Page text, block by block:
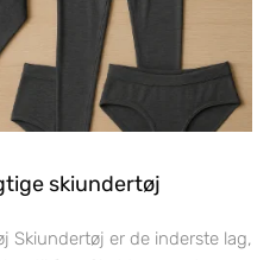
skiundertøj
Skiundertøj er de inderste lag,